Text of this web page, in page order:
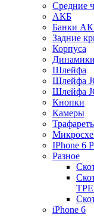
Средние
АКБ
Банки
Задние
Корпуса
Динамики
Шлейфа
Шлейфа
Шлейфа
Кнопки
Камеры
IPhone 6
Разное
iPhone 6